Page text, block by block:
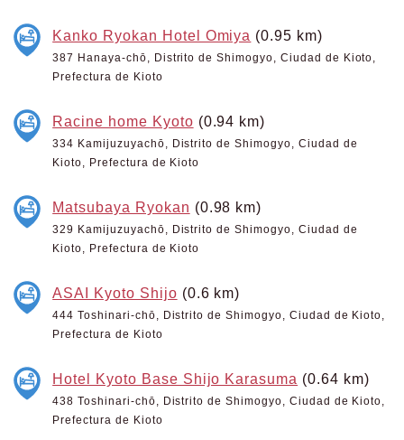
Kanko Ryokan Hotel Omiya (0.95 km)
387 Hanaya-chō, Distrito de Shimogyo, Ciudad de Kioto,
Prefectura de Kioto
Racine home Kyoto (0.94 km)
334 Kamijuzuyachō, Distrito de Shimogyo, Ciudad de
Kioto, Prefectura de Kioto
Matsubaya Ryokan (0.98 km)
329 Kamijuzuyachō, Distrito de Shimogyo, Ciudad de
Kioto, Prefectura de Kioto
ASAI Kyoto Shijo (0.6 km)
444 Toshinari-chō, Distrito de Shimogyo, Ciudad de Kioto,
Prefectura de Kioto
Hotel Kyoto Base Shijo Karasuma (0.64 km)
438 Toshinari-chō, Distrito de Shimogyo, Ciudad de Kioto,
Prefectura de Kioto